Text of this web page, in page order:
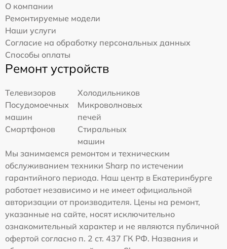
О компании
Ремонтируемые модели
Наши услуги
Согласие на обработку персональных данных
Способы оплаты
Ремонт устройств
Телевизоров
Холодильников
Посудомоечных
машин
Микроволновых
печей
Смартфонов
Стиральных
машин
Мы занимаемся ремонтом и техническим
обслуживанием техники Sharp по истечении
гарантийного периода. Наш центр в Екатеринбурге
работает независимо и не имеет официальной
авторизации от производителя. Цены на ремонт,
указанные на сайте, носят исключительно
ознакомительный характер и не являются публичной
офертой согласно п. 2 ст. 437 ГК РФ. Названия и